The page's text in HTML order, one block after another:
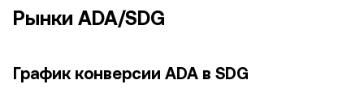
Рынки ADA/SDG
График конверсии ADA в SDG